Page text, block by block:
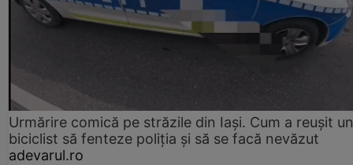
Urmărire comică pe străzile din Iași. Cum a reușit un
biciclist să fenteze poliția și să se facă nevăzut
adevarul.ro